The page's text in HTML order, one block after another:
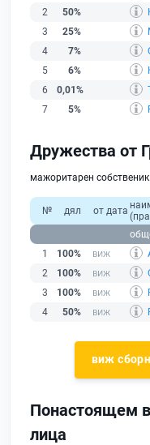
2
50%
3
25%
4
7%
5
6%
6
0,01%
7
5%
Дружества от
мажоритарен
№ дял от дата
1
100%
2
100%
3
100%
4
50%
виж
Понастоящем
лица